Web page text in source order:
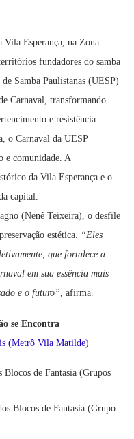
Vila Esperança, na Zona
fundadores do samba
Samba Paulistanas (UESP)
Carnaval, transformando
e resistência.
o Carnaval da UESP
e comunidade. A
da Vila Esperança e o
capital.
(Nenê Teixeira), o desfile
estética. “Eles
que fortalece a
em sua essência mais
e o futuro”, afirma.
se Encontra
(Metrô Vila Matilde)
de Fantasia (Grupos
Blocos de Fantasia (Grupo